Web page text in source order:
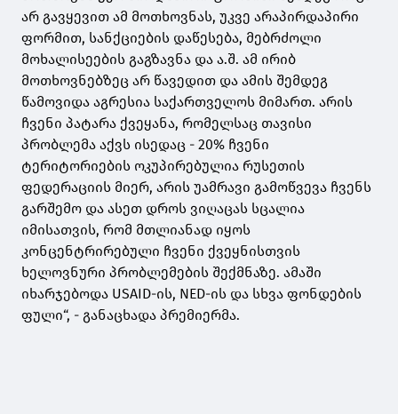
არ გავყევით ამ მოთხოვნას, უკვე არაპირდაპირი
ფორმით, სანქციების დაწესება, მებრძოლი
მოხალისეების გაგზავნა და ა.შ. ამ ირიბ
მოთხოვნებზეც არ წავედით და ამის შემდეგ
წამოვიდა აგრესია საქართველოს მიმართ. არის
ჩვენი პატარა ქვეყანა, რომელსაც თავისი
პრობლემა აქვს ისედაც - 20% ჩვენი
ტერიტორიების ოკუპირებულია რუსეთის
ფედერაციის მიერ, არის უამრავი გამოწვევა ჩვენს
გარშემო და ასეთ დროს ვიღაცას სცალია
იმისათვის, რომ მთლიანად იყოს
კონცენტრირებული ჩვენი ქვეყნისთვის
ხელოვნური პრობლემების შექმნაზე. ამაში
იხარჯებოდა USAID-ის, NED-ის და სხვა ფონდების
ფული“, - განაცხადა პრემიერმა.